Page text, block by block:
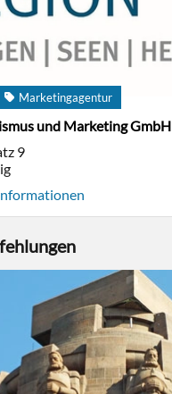
Marketingagentur
und Marketing GmbH
9